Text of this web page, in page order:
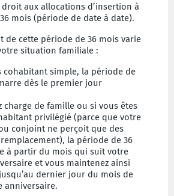
droit aux allocations d’insertion à
mois (période de date à date).
de cette période de 36 mois varie
situation familiale :
cohabitant simple, la période de
dès le premier jour
charge de famille ou si vous êtes
privilégié (parce que votre
conjoint ne perçoit que des
la période de 36
à partir du mois qui suit votre
et vous maintenez ainsi
dernier jour du mois de
anniversaire.